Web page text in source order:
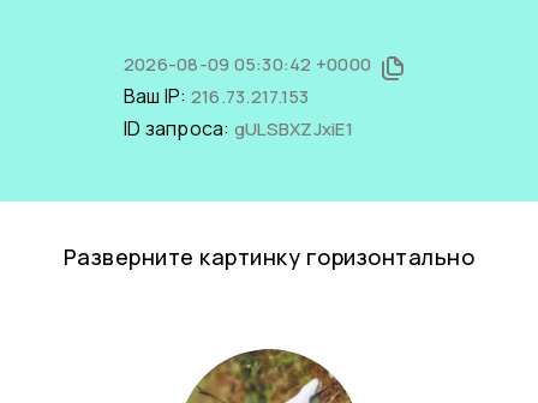
2026-08-09 05:30:42 +0000
Ваш IP: 216.73.217.153
ID запроса: gULSBXZJxiE1
Разверните картинку горизонтально